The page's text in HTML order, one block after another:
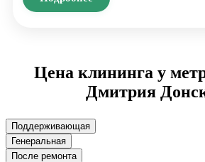
Цена клининга у
Дмитрия
Поддерживающая
Генеральная
После ремонта